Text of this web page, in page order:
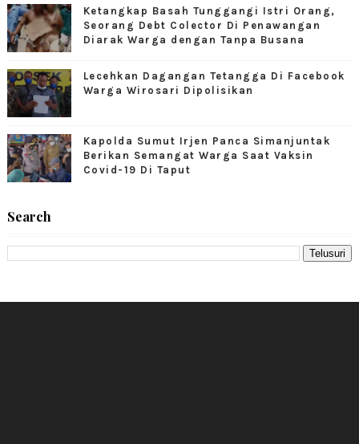
Ketangkap Basah Tunggangi Istri Orang,
Seorang Debt Colector Di Penawangan
Diarak Warga dengan Tanpa Busana
Lecehkan Dagangan Tetangga Di Facebook
Warga Wirosari Dipolisikan
Kapolda Sumut Irjen Panca Simanjuntak
Berikan Semangat Warga Saat Vaksin
Covid-19 Di Taput
Search